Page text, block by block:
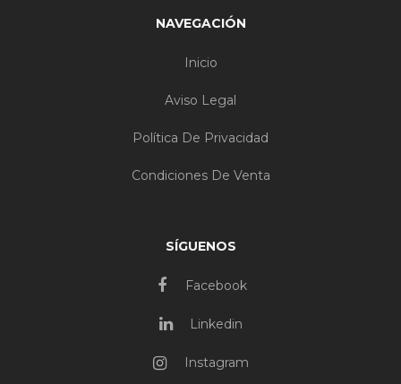
NAVEGACIÓN
Inicio
Aviso Legal
Política De Privacidad
Condiciones De Venta
SÍGUENOS
Facebook
Linkedin
Instagram